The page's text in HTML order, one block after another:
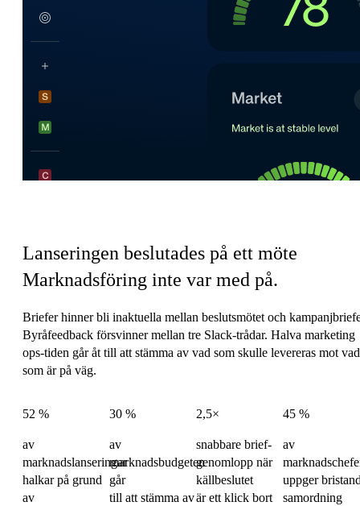
Lanseringen beslutades på ett möte
Marknadsföring inte var med på.
Briefer hinner bli inaktuella mellan beslutsmötet och
Byråfeedback försvinner mellan tre Slack-trådar. Halva marketing
ops-tiden går åt till att stämma av vad som skulle levereras mot vad
som är på väg.
52 %
av
marknadslanseringar
halkar på grund
av
30 %
av
marknadsbudgeten
går
till att stämma av
2,5×
snabbare brief-
genomlopp när
källbeslutet
är ett klick bort
45 %
av
uppger
samordning